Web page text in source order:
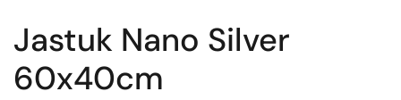
Jastuk Nano Silver
60x40cm